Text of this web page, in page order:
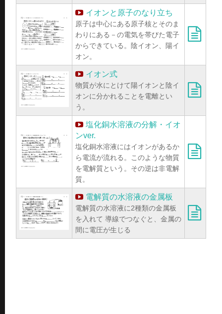
イオンと原子のなり立ち
原子は中心にある原子核とそのま
わりにある－の電気を帯びた電子
からできている。陰イオン、陽イ
オン。
イオン式
物質が水にとけて陽イオンと陰イ
オンに分かれることを電離とい
う。
塩化銅水溶液の分解・イオ
ンver.
塩化銅水溶液にはイオンがあるか
ら電流が流れる。このような物質
を電解質という。その逆は非電解
質。
電解質の水溶液の金属板
電解質の水溶液に2種類の金属板
を入れて 導線でつなぐと、金属の
間に電圧が生じる